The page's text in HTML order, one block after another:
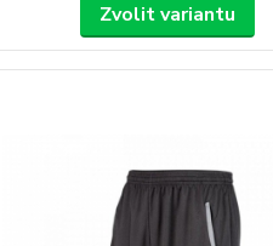
Zvolit variantu